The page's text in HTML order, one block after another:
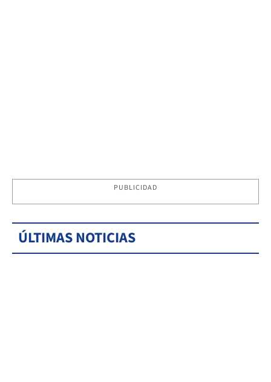
PUBLICIDAD
ÚLTIMAS NOTICIAS